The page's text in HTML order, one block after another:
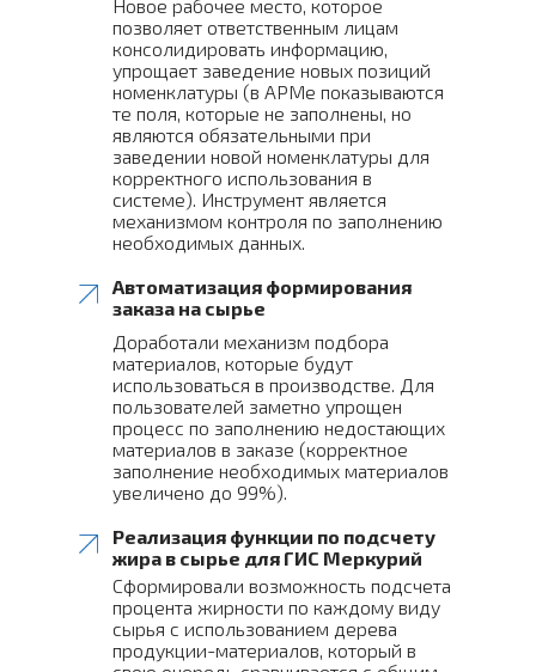
Реализация функции по подсчету
жира в сырье для ГИС Меркурий
Сформировали возможность подсчета
процента жирности по каждому виду
сырья с использованием дерева
продукции-материалов, который в
Новое рабочее место, которое
позволяет ответственным лицам
консолидировать информацию,
упрощает заведение новых позиций
номенклатуры (в АРМе показываются
те поля, которые не заполнены, но
являются обязательными при
заведении новой номенклатуры для
корректного использования в
системе). Инструмент является
механизмом контроля по заполнению
необходимых данных.
Автоматизация формирования
заказа на сырье
Доработали механизм подбора
материалов, которые будут
использоваться в производстве. Для
пользователей заметно упрощен
процесс по заполнению недостающих
материалов в заказе (корректное
заполнение необходимых материалов
увеличено до 99%).